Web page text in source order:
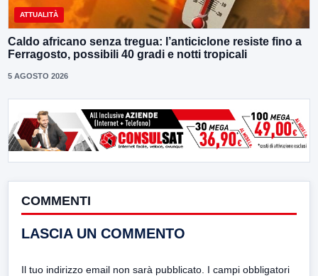
ATTUALITÀ
Caldo africano senza tregua: l’anticiclone resiste fino a
Ferragosto, possibili 40 gradi e notti tropicali
5 AGOSTO 2026
COMMENTI
LASCIA UN COMMENTO
Il tuo indirizzo email non sarà pubblicato. I campi obbligatori